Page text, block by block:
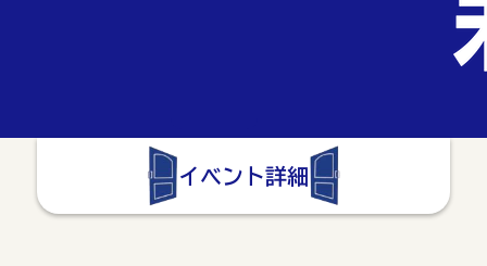
イベント詳細